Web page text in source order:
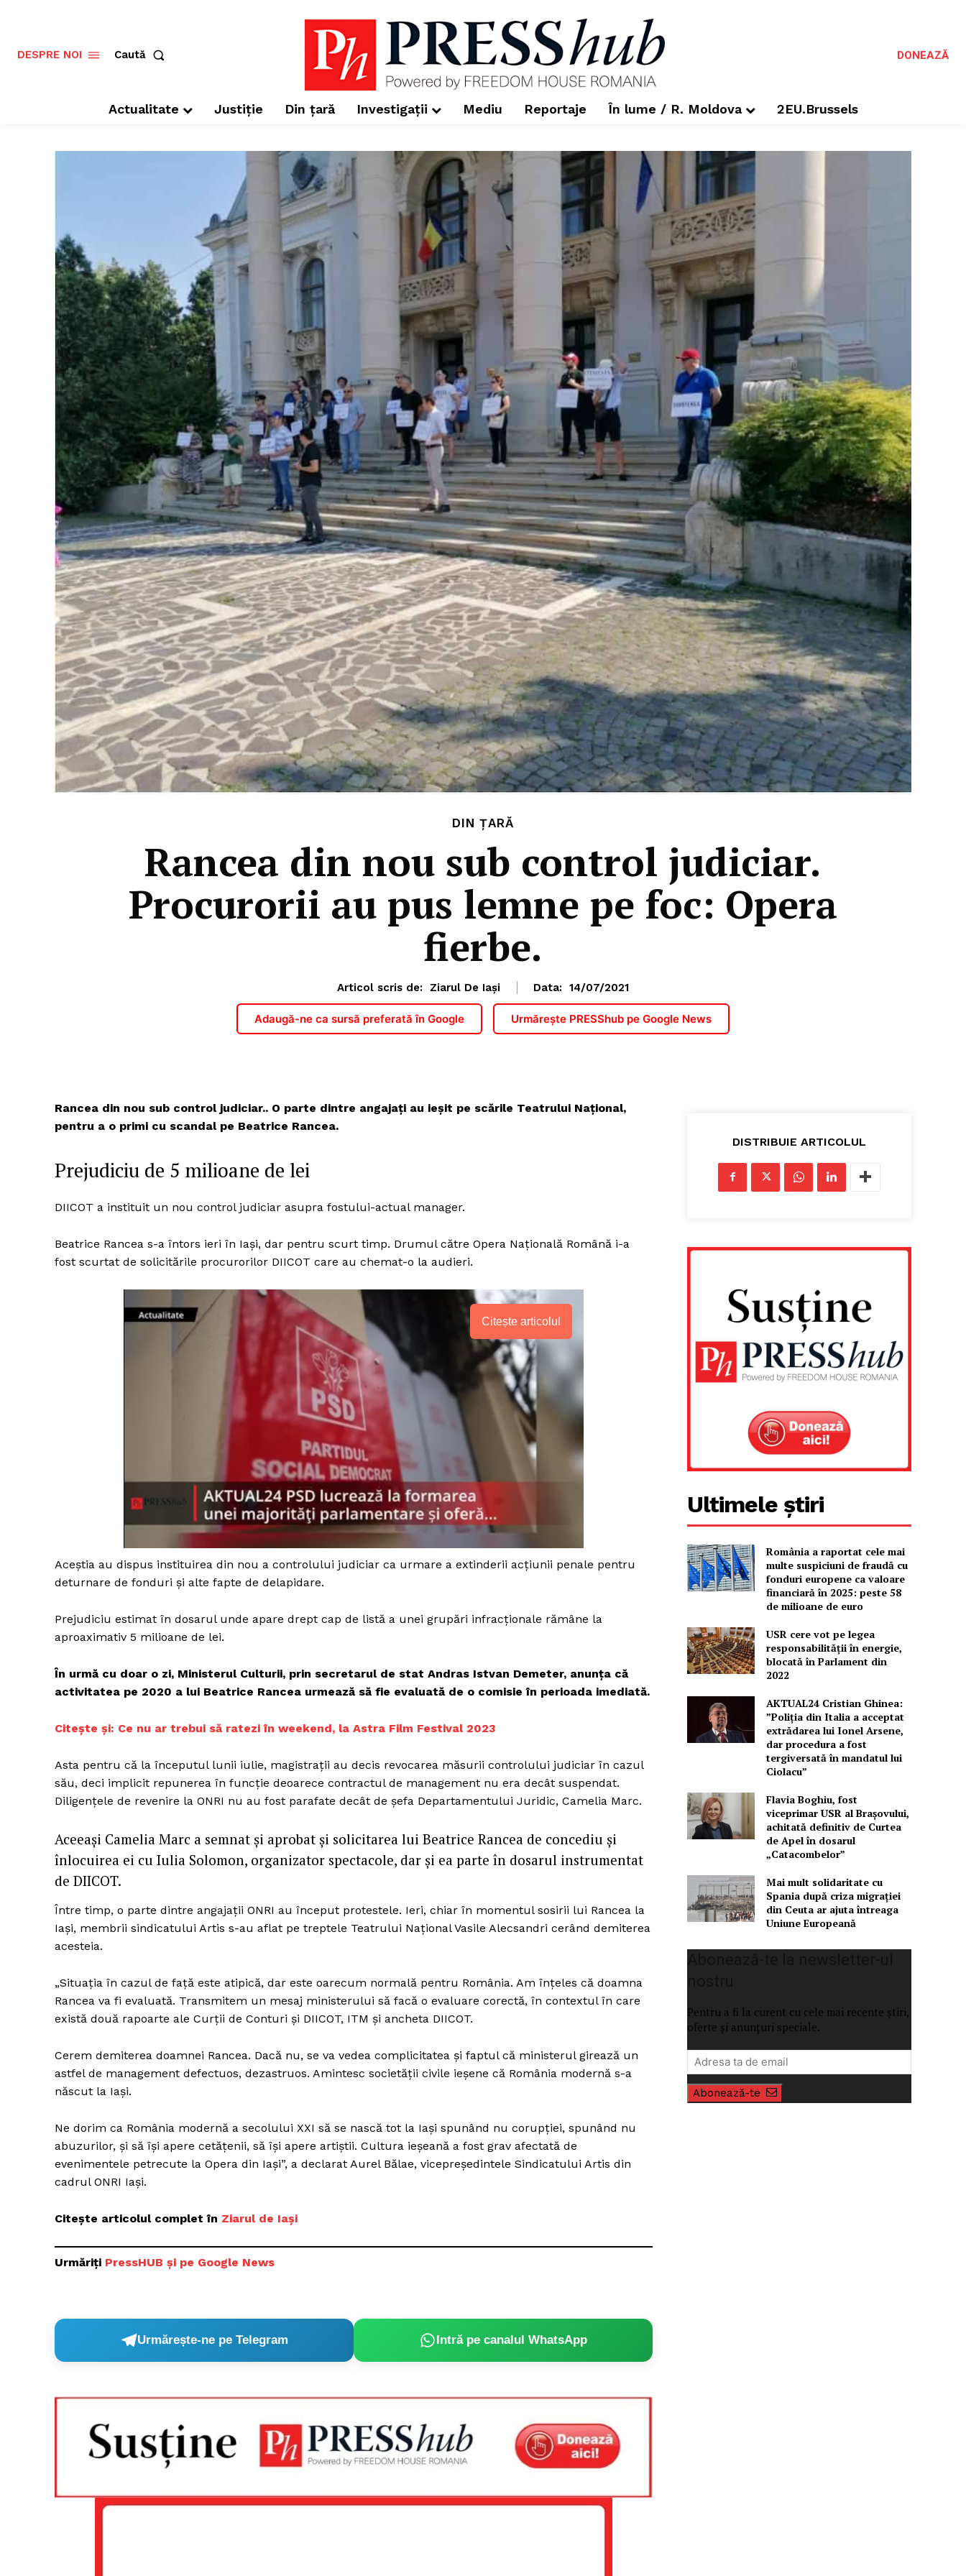
Un proiect
FREEDOM HOUSE
PRESShub
Proiecte editoriale
DESPRE NOI Caută DONEAZĂ
Actualitate Justiție Din țară Investigații Mediu Reportaje În lume / R. Moldova 2EU.Brussels
DIN ȚARĂ
Rancea din nou sub control judiciar.
Procurorii au pus lemne pe foc: Opera
fierbe.
Articol scris de: Ziarul De Iași Data: 14/07/2021
Adaugă-ne ca sursă preferată în Google Urmărește PRESShub pe Google News
Rancea din nou sub control judiciar.. O parte dintre angajaţi au ieşit pe scările Teatrului Naţional,
pentru a o primi cu scandal pe Beatrice Rancea.
Prejudiciu de 5 milioane de lei
DIICOT a instituit un nou control judiciar asupra fostului-actual manager.
Beatrice Rancea s-a întors ieri în Iaşi, dar pentru scurt timp. Drumul către Opera Naţională Română i-a
fost scurtat de solicitările procurorilor DIICOT care au chemat-o la audieri.
Citește articolul
Aceştia au dispus instituirea din nou a controlului judiciar ca urmare a extinderii acţiunii penale pentru
deturnare de fonduri şi alte fapte de delapidare.
Prejudiciu estimat în dosarul unde apare drept cap de listă a unei grupări infracţionale rămâne la
aproaximativ 5 milioane de lei.
În urmă cu doar o zi, Ministerul Culturii, prin secretarul de stat Andras Istvan Demeter, anunţa că
activitatea pe 2020 a lui Beatrice Rancea urmează să fie evaluată de o comisie în perioada imediată.
Citește și: Ce nu ar trebui să ratezi în weekend, la Astra Film Festival 2023
Asta pentru că la începutul lunii iulie, magistraţii au decis revocarea măsurii controlului judiciar în cazul
său, deci implicit repunerea în funcţie deoarece contractul de management nu era decât suspendat.
Diligenţele de revenire la ONRI nu au fost parafate decât de şefa Departamentului Juridic, Camelia Marc.
Aceeaşi Camelia Marc a semnat şi aprobat şi solicitarea lui Beatrice Rancea de concediu şi
înlocuirea ei cu Iulia Solomon, organizator spectacole, dar şi ea parte în dosarul instrumentat
de DIICOT.
Între timp, o parte dintre angajaţii ONRI au început protestele. Ieri, chiar în momentul sosirii lui Rancea la
Iaşi, membrii sindicatului Artis s-au aflat pe treptele Teatrului Naţional Vasile Alecsandri cerând demiterea
acesteia.
„Situaţia în cazul de faţă este atipică, dar este oarecum normală pentru România. Am înţeles că doamna
Rancea va fi evaluată. Transmitem un mesaj ministerului să facă o evaluare corectă, în contextul în care
există două rapoarte ale Curţii de Conturi şi DIICOT, ITM şi ancheta DIICOT.
Cerem demiterea doamnei Rancea. Dacă nu, se va vedea complicitatea şi faptul că ministerul girează un
astfel de management defectuos, dezastruos. Amintesc societăţii civile ieşene că România modernă s-a
născut la Iaşi.
Ne dorim ca România modernă a secolului XXI să se nască tot la Iaşi spunând nu corupţiei, spunând nu
abuzurilor, şi să îşi apere cetăţenii, să îşi apere artiştii. Cultura ieşeană a fost grav afectată de
evenimentele petrecute la Opera din Iaşi”, a declarat Aurel Bălae, vicepreşedintele Sindicatului Artis din
cadrul ONRI Iaşi.
Citește articolul complet în Ziarul de Iași
Urmăriți PressHUB și pe Google News
Urmărește-ne pe Telegram Intră pe canalul WhatsApp
DISTRIBUIE ARTICOLUL
Ultimele știri
România a raportat cele mai
multe suspiciuni de fraudă cu
fonduri europene ca valoare
financiară în 2025: peste 58
de milioane de euro
USR cere vot pe legea
responsabilității în energie,
blocată în Parlament din
2022
AKTUAL24 Cristian Ghinea:
”Poliția din Italia a acceptat
extrădarea lui Ionel Arsene,
dar procedura a fost
tergiversată în mandatul lui
Ciolacu”
Flavia Boghiu, fost
viceprimar USR al Brașovului,
achitată definitiv de Curtea
de Apel în dosarul
„Catacombelor”
Mai mult solidaritate cu
Spania după criza migrației
din Ceuta ar ajuta întreaga
Uniune Europeană
Pentru a fi la curent cu cele mai recente știri,
oferte și anunțuri speciale.
Abonează-te